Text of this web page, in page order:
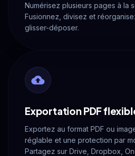
Numérisez plusieurs pages à la
Fusionnez, divisez et
glisser-déposer.
Exportation PDF
Exportez au format PDF ou
réglable et une protection par
Partagez sur Drive, Dropbox,